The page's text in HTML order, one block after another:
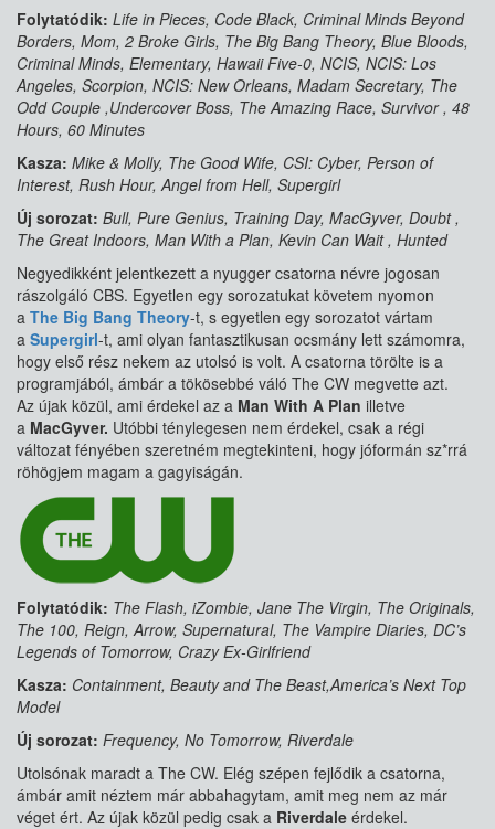
Folytatódik: Life in Pieces, Code Black, Criminal Minds Beyond
Borders, Mom, 2 Broke Girls, The Big Bang Theory, Blue Bloods,
Criminal Minds, Elementary, Hawaii Five-0, NCIS, NCIS: Los
Angeles, Scorpion, NCIS: New Orleans, Madam Secretary, The
Odd Couple ,Undercover Boss, The Amazing Race, Survivor , 48
Hours, 60 Minutes
Kasza: Mike & Molly, The Good Wife, CSI: Cyber, Person of
Interest, Rush Hour, Angel from Hell, Supergirl
Új sorozat: Bull, Pure Genius, Training Day, MacGyver, Doubt ,
The Great Indoors, Man With a Plan, Kevin Can Wait , Hunted
Negyedikként jelentkezett a nyugger csatorna névre jogosan
rászolgáló CBS. Egyetlen egy sorozatukat követem nyomon
a The Big Bang Theory-t, s egyetlen egy sorozatot vártam
a Supergirl-t, ami olyan fantasztikusan ocsmány lett számomra,
hogy első rész nekem az utolsó is volt. A csatorna törölte is a
programjából, ámbár a tökösebbé váló The CW megvette azt.
Az újak közül, ami érdekel az a Man With A Plan illetve
a MacGyver. Utóbbi ténylegesen nem érdekel, csak a régi
változat fényében szeretném megtekinteni, hogy jóformán sz*rrá
röhögjem magam a gagyiságán.
Folytatódik: The Flash, iZombie, Jane The Virgin, The Originals,
The 100, Reign, Arrow, Supernatural, The Vampire Diaries, DC’s
Legends of Tomorrow, Crazy Ex-Girlfriend
Kasza: Containment, Beauty and The Beast,America’s Next Top
Model
Új sorozat: Frequency, No Tomorrow, Riverdale
Utolsónak maradt a The CW. Elég szépen fejlődik a csatorna,
ámbár amit néztem már abbahagytam, amit meg nem az már
véget ért. Az újak közül pedig csak a Riverdale érdekel.